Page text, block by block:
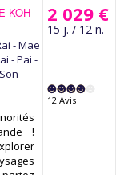
2 029 €
15 j. / 12 n.
12 Avis
KOH
- Mae
- Pai -
-
!